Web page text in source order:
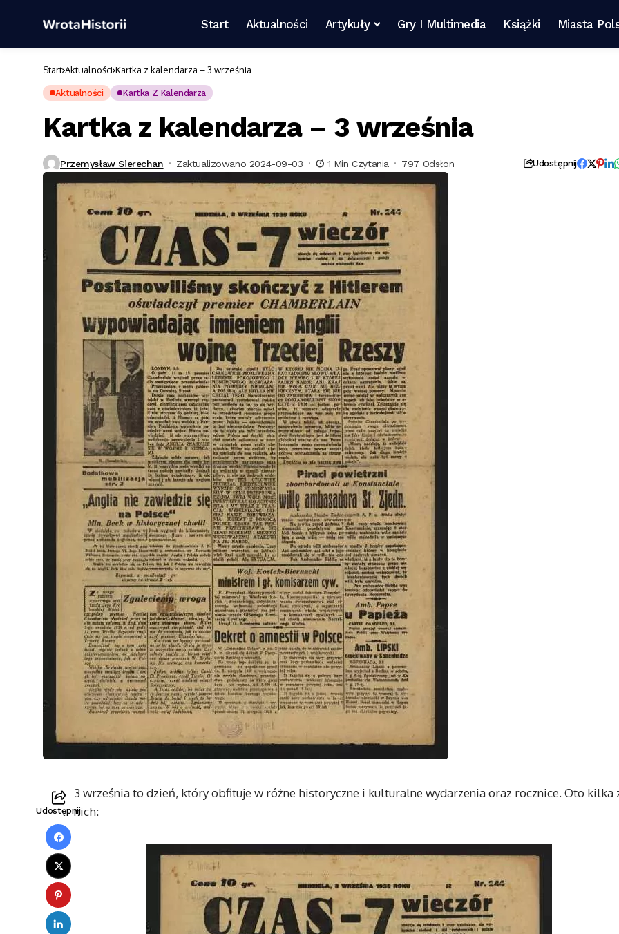
Start Aktualności Artykuły Gry I Multimedia Książki Miasta
Start Aktualności Kartka z kalendarza – 3 września
Aktualności Kartka Z Kalendarza
Kartka z kalendarza – 3 września
Przemysław Sierechan Zaktualizowano 2024-09-03 1 Min Czytania 797 Odsłon Udostępnij
Udostępnij
3 września to dzień, który obfituje w różne historyczne i kulturalne wydarzenia oraz rocznice. Oto kilka
nich: